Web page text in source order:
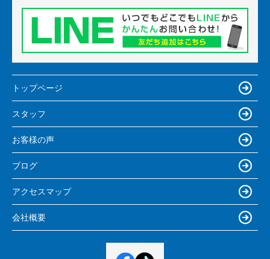
トップページ
スタッフ
お客様の声
ブログ
アクセスマップ
会社概要